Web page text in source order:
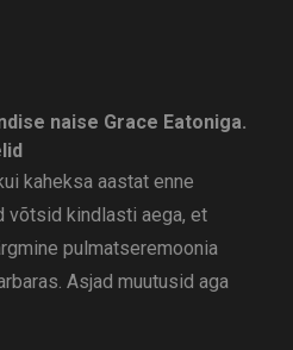
naise Grace Eatoniga.
kaheksa aastat enne
võtsid kindlasti aega, et
pulmatseremoonia
Asjad muutusid aga